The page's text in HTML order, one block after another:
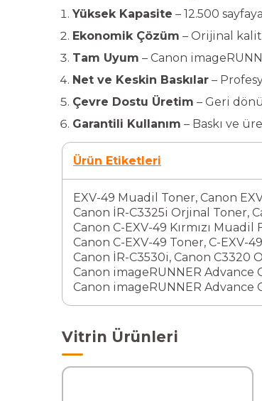
Yüksek Kapasite – 12.500
Ekonomik Çözüm – Orijinal
Tam Uyum – Canon
Net ve Keskin Baskılar –
Çevre Dostu Üretim – Geri
Garantili Kullanım – Baskı ve
Ürün Etiketleri
EXV-49 Muadil Toner, Canon
Canon İR-C3325i Orjinal Toner,
Canon C-EXV-49 Kırmızı
Canon C-EXV-49 Toner, C-EXV-
Canon İR-C3530i, Canon C3320
Canon imageRUNNER Advance
Canon imageRUNNER Advance
Vitrin Ürünleri